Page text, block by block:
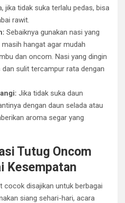
jika tidak suka terlalu pedas, bisa
rawit.
Sebaiknya gunakan nasi yang
hangat agar mudah
dan oncom. Nasi yang dingin
sulit tercampur rata dengan
Jika tidak suka daun
dengan daun selada atau
aroma segar yang
Tutug Oncom
Kesempatan
disajikan untuk berbagai
siang sehari-hari, acara